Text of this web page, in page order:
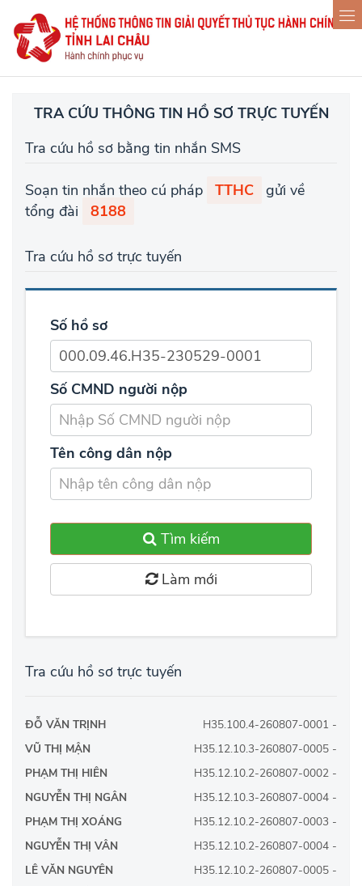
TRA CỨU THÔNG TIN HỒ SƠ TRỰC TUYẾN
Tra cứu hồ sơ bằng tin nhắn SMS
Soạn tin nhắn theo cú pháp TTHC
gửi về
tổng đài
8188
Tra cứu hồ sơ trực tuyến
Số hồ sơ
Số CMND người nộp
Tên công dân nộp
Tìm kiếm
Làm mới
Tra cứu hồ sơ trực tuyến
H35.100.4-260807-0001 -
ĐỖ VĂN TRỊNH
H35.12.10.3-260807-0005 -
VŨ THỊ MẬN
H35.12.10.2-260807-0002 -
PHẠM THỊ HIÊN
H35.12.10.3-260807-0004 -
NGUYỄN THỊ NGÂN
H35.12.10.2-260807-0003 -
PHẠM THỊ XOÁNG
H35.12.10.2-260807-0004 -
NGUYỄN THỊ VÂN
H35.12.10.2-260807-0005 -
LÊ VĂN NGUYÊN